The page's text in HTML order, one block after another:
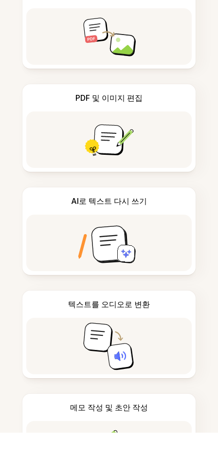
PDF 및 이미지 편집
AI로 텍스트 다시 쓰기
텍스트를 오디오로 변환
메모 작성 및 초안 작성